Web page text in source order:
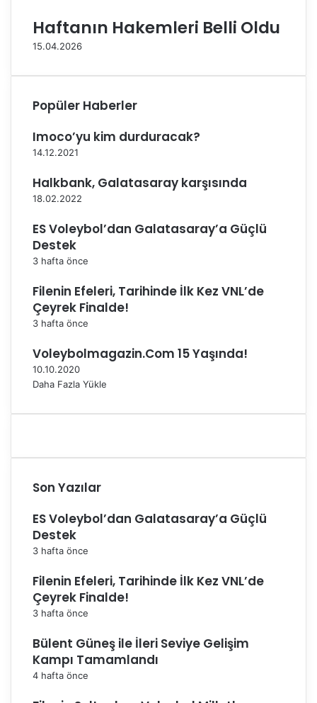
a
d
r
Haftanın Hakemleri Belli Oldu
15.04.2026
Popüler Haberler
Imoco’yu kim durduracak?
14.12.2021
Halkbank, Galatasaray karşısında
18.02.2022
ES Voleybol’dan Galatasaray’a Güçlü
Destek
3 hafta önce
Filenin Efeleri, Tarihinde İlk Kez VNL’de
Çeyrek Finalde!
3 hafta önce
Voleybolmagazin.Com 15 Yaşında!
10.10.2020
Daha Fazla Yükle
Son Yazılar
ES Voleybol’dan Galatasaray’a Güçlü
Destek
3 hafta önce
Filenin Efeleri, Tarihinde İlk Kez VNL’de
Çeyrek Finalde!
3 hafta önce
Bülent Güneş ile İleri Seviye Gelişim
Kampı Tamamlandı
4 hafta önce